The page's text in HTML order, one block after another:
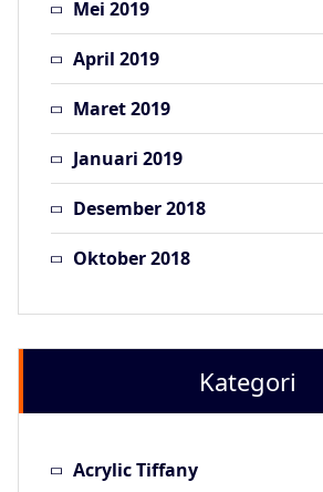
Mei 2019
April 2019
Maret 2019
Januari 2019
Desember 2018
Oktober 2018
Kategori
Acrylic Tiffany